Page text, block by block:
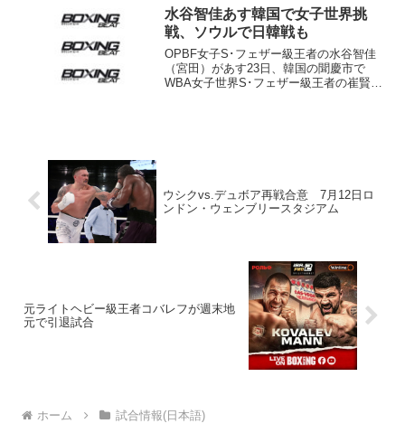
功した。 サ...
水谷智佳あす韓国で女子世界挑
戦、ソウルで日韓戦も
OPBF女子S･フェザー級王者の水谷智佳
（宮田）があす23日、韓国の聞慶市で
WBA女子世界S･フェザー級王者の崔賢美
ウシクvs.デュボア再戦合意 7月12日ロ
ンドン・ウェンブリースタジアム
元ライトヘビー級王者コバレフが週末地
元で引退試合
ホーム 試合情報(日本語)